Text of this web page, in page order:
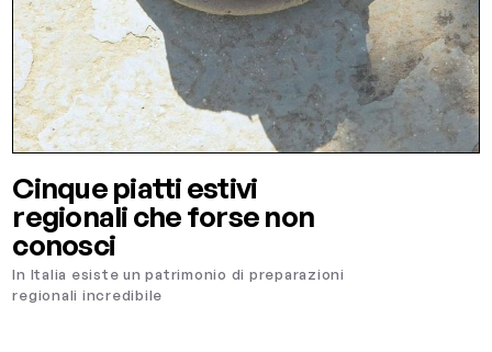
Cinque piatti estivi
regionali che forse non
conosci
In Italia esiste un patrimonio di preparazioni
regionali incredibile